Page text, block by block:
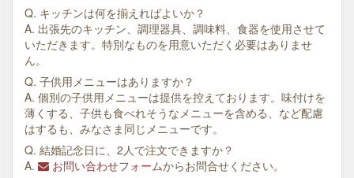
Q. キッチンは何を揃えればよいか？
A. 出張先のキッチン、調理器具、調味料、食器を使用させて
いただきます。特別なものを用意いただく必要はありませ
ん。
Q. 子供用メニューはありますか？
A. 個別の子供用メニューは提供を控えております。味付けを
薄くする、子供も食べれそうなメニューを含める、など配慮
はするも、みなさま同じメニューです。
Q. 結婚記念日に、2人で注文できますか？
A.
お問い合わせフォームからお問合せください。